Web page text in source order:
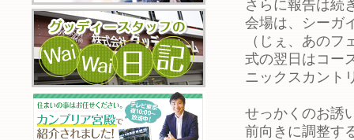
さらに報告は続
会場は、シーガ
（じぇ、あの
式の翌日はコー
ニックスカント
せっかくのお誘
前向きに調整す